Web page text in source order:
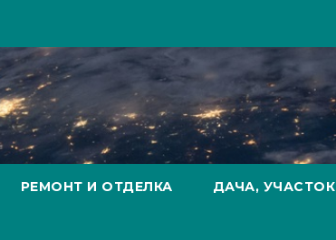
РЕМОНТ И ОТДЕЛКА ДАЧА, УЧАСТОК